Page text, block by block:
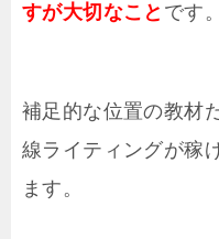
すが大切なこと です。
補足的な位置の教材
線ライティングが稼
ます。